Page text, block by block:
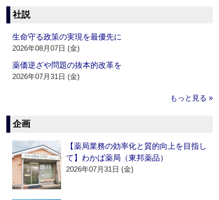
社説
生命守る政策の実現を最優先に
2026年08月07日 (金)
薬価逆ざや問題の抜本的改革を
2026年07月31日 (金)
もっと見る »
企画
【薬局業務の効率化と質的向上を目指し
て】わかば薬局（東邦薬品）
2026年07月31日 (金)